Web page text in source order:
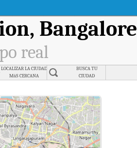
Bangalore
real
LOCALIZAR LA CIUDAD
MáS CERCANA
BUSCA TU
CIUDAD